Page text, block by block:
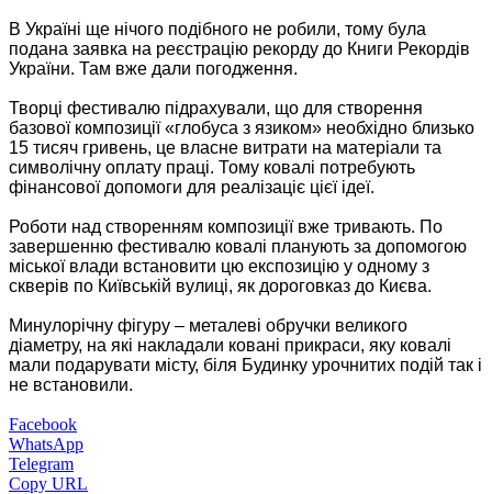
В Україні ще нічого подібного не робили, тому була
подана заявка на реєстрацію рекорду до Книги Рекордів
України. Там вже дали погодження.
Творці фестивалю підрахували, що для створення
базової композиції «глобуса з язиком» необхідно близько
15 тисяч гривень, це власне витрати на матеріали та
символічну оплату праці. Тому ковалі потребують
фінансової допомоги для реалізаціє цієї ідеї.
Роботи над створенням композиції вже тривають. По
завершенню фестивалю ковалі планують за допомогою
міської влади встановити цю експозицію у одному з
скверів по Київській вулиці, як дороговказ до Києва.
Минулорічну фігуру – металеві обручки великого
діаметру, на які накладали ковані прикраси, яку ковалі
мали подарувати місту, біля Будинку урочнитих подій так і
не встановили.
Facebook
WhatsApp
Telegram
Copy URL